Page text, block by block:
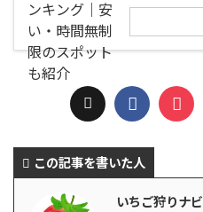
この記事を書いた人
いちご狩りナビ